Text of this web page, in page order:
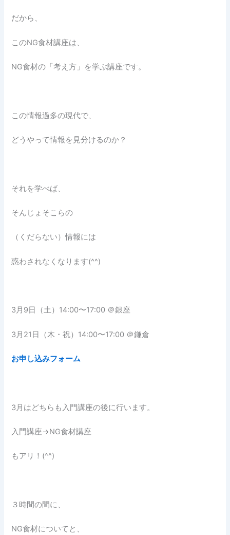
だから、
このNG食材講座は、
NG食材の「考え方」を学ぶ講座です。
この情報過多の現代で、
どうやって情報を見分けるのか？
それを学べば、
そんじょそこらの
（くだらない）情報には
惑わされなくなります(^^)
3月9日（土）14:00〜17:00 ＠銀座
3月21日（木・祝）14:00〜17:00 ＠鎌倉
お申し込みフォーム
3月はどちらも入門講座の後に行います。
入門講座→NG食材講座
もアリ！(^^)
３時間の間に、
NG食材についてと、